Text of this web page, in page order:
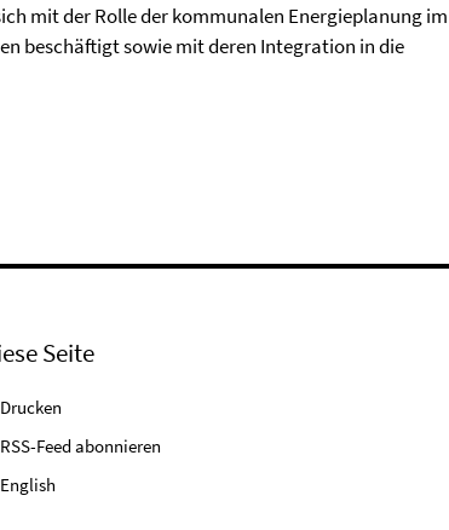
mit der Rolle der kommunalen Energieplanung im
beschäftigt sowie mit deren Integration in die
Seite
Drucken
RSS-Feed abonnieren
English